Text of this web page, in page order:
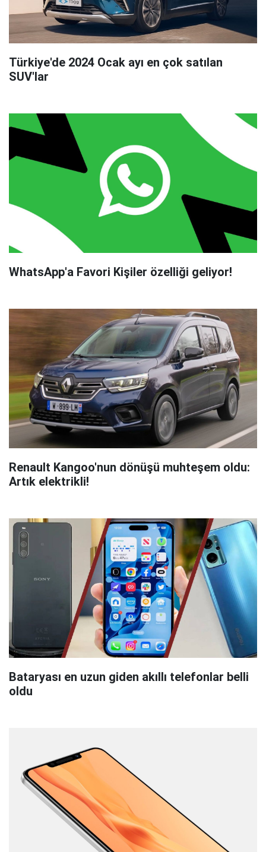
Türkiye'de 2024 Ocak ayı en çok satılan
SUV'lar
WhatsApp'a Favori Kişiler özelliği geliyor!
Renault Kangoo'nun dönüşü muhteşem oldu:
Artık elektrikli!
Bataryası en uzun giden akıllı telefonlar belli
oldu